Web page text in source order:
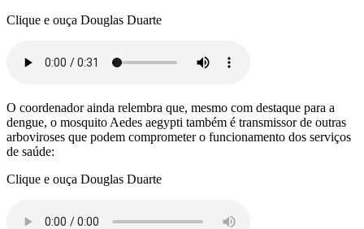
Clique e ouça Douglas Duarte
O coordenador ainda relembra que, mesmo com destaque para a
dengue, o mosquito Aedes aegypti também é transmissor de outras
arboviroses que podem comprometer o funcionamento dos serviços
de saúde:
Clique e ouça Douglas Duarte